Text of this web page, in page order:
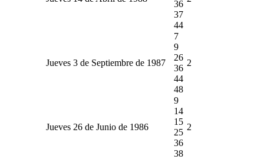
36
37
44
Jueves 3 de Septiembre de 1987
7
9
26
36
44
48
2
Jueves 26 de Junio de 1986
9
14
15
25
36
38
2